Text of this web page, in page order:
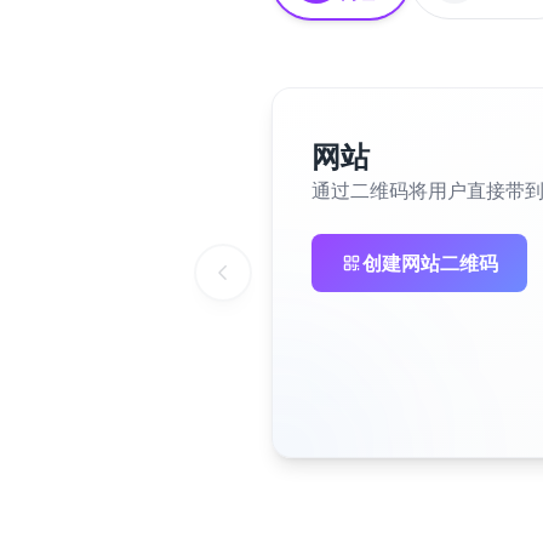
网站
通过二维码将用户直接带
创建网站二维码